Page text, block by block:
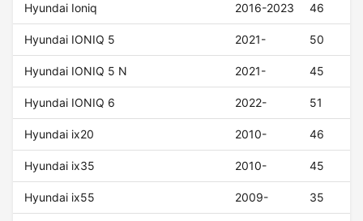
Hyundai Ioniq 2016-2023 46
Hyundai IONIQ 5 2021- 50
Hyundai IONIQ 5 N 2021- 45
Hyundai IONIQ 6 2022- 51
Hyundai ix20 2010- 46
Hyundai ix35 2010- 45
Hyundai ix55 2009- 35